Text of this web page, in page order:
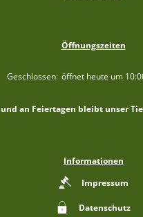
Öffnungszeiten
Klicken, um weitere Öffnungs-
Geschlossen: öffnet heute um
an Feiertagen bleibt unser
Informationen
Impressum
Datenschutz